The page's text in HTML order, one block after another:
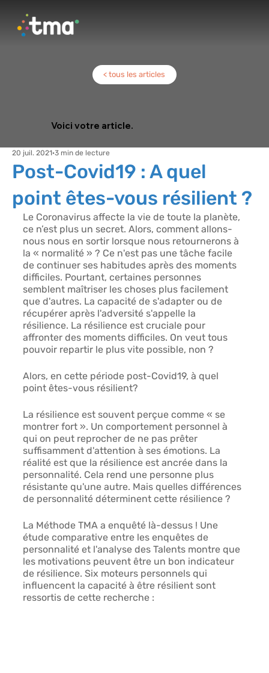
Voici votre article.
< tous les articles
Post-Covid19 : A quel
point êtes-vous résilient ?
20 juil. 2021 3 min de lecture
Le Coronavirus affecte la vie de toute la planète,
ce n’est plus un secret. Alors, comment allons-
nous nous en sortir lorsque nous retournerons à
la « normalité » ? Ce n'est pas une tâche facile
de continuer ses habitudes après des moments
difficiles. Pourtant, certaines personnes
semblent maîtriser les choses plus facilement
que d'autres. La capacité de s'adapter ou de
récupérer après l'adversité s'appelle la
résilience. La résilience est cruciale pour
affronter des moments difficiles. On veut tous
pouvoir repartir le plus vite possible, non ?
Alors, en cette période post-Covid19, à quel
point êtes-vous résilient?
La résilience est souvent perçue comme « se
montrer fort ». Un comportement personnel à
qui on peut reprocher de ne pas prêter
suffisamment d'attention à ses émotions. La
réalité est que la résilience est ancrée dans la
personnalité. Cela rend une personne plus
résistante qu'une autre. Mais quelles différences
de personnalité déterminent cette résilience ?
La Méthode TMA a enquêté là-dessus ! Une
étude comparative entre les enquêtes de
personnalité et l'analyse des Talents montre que
les motivations peuvent être un bon indicateur
de résilience. Six moteurs personnels qui
influencent la capacité à être résilient sont
ressortis de cette recherche :